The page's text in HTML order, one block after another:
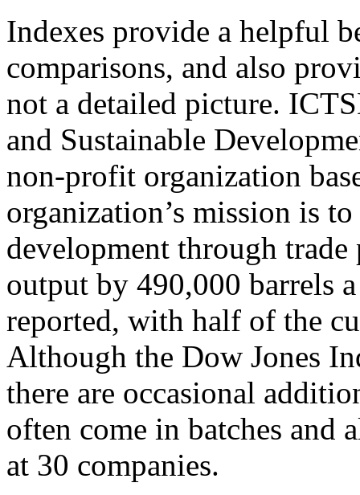
Indexes provide a helpful
comparisons, and also
not a detailed picture.
and Sustainable
non-profit organization
organization’s mission is
development through
output by 490,000 barrels
reported, with half of the
Although the Dow Jones
there are occasional
often come in batches and
at 30 companies.